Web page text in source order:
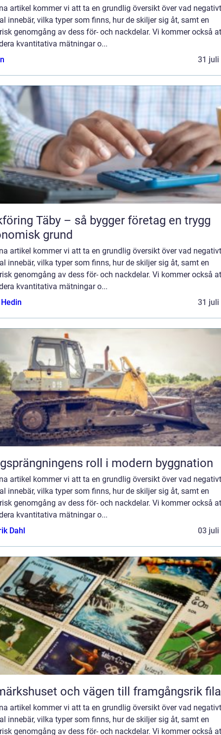
artikel kommer vi att ta en grundlig översikt över vad
innebär, vilka typer som finns, hur de skiljer sig åt, samt en
genomgång av dess för- och nackdelar. Vi kommer också
kvantitativa mätningar o...
31 juli
Täby – så bygger företag en trygg
grund
artikel kommer vi att ta en grundlig översikt över vad
innebär, vilka typer som finns, hur de skiljer sig åt, samt en
genomgång av dess för- och nackdelar. Vi kommer också
kvantitativa mätningar o...
31 juli
roll i modern byggnation
artikel kommer vi att ta en grundlig översikt över vad
innebär, vilka typer som finns, hur de skiljer sig åt, samt en
genomgång av dess för- och nackdelar. Vi kommer också
kvantitativa mätningar o...
Dahl
03 juli
och vägen till framgångsrik
artikel kommer vi att ta en grundlig översikt över vad
innebär, vilka typer som finns, hur de skiljer sig åt, samt en
genomgång av dess för- och nackdelar. Vi kommer också